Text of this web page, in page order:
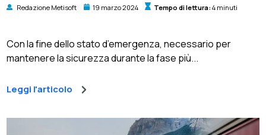
Redazione Metisoft 19 marzo 2024 Tempo di lettura:4 minuti
Con la fine dello stato d’emergenza, necessario per
mantenere la sicurezza durante la fase più...
Leggi l'articolo